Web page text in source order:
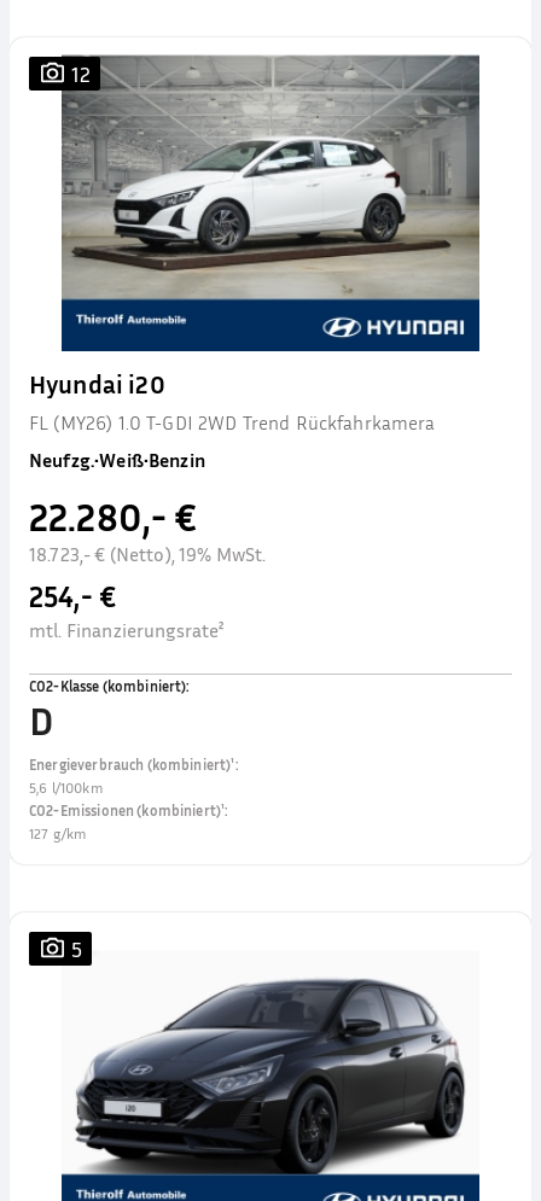
12
Hyundai i20
FL (MY26) 1.0 T-GDI 2WD Trend Rückfahrkamera
Neufzg.•Weiß•Benzin
22.280,- €
18.723,- € (Netto), 19% MwSt.
254,- €
mtl. Finanzierungsrate²
CO2-Klasse (kombiniert):
D
Energieverbrauch (kombiniert)¹:
5,6 l/100km
CO2-Emissionen (kombiniert)¹:
127 g/km
5